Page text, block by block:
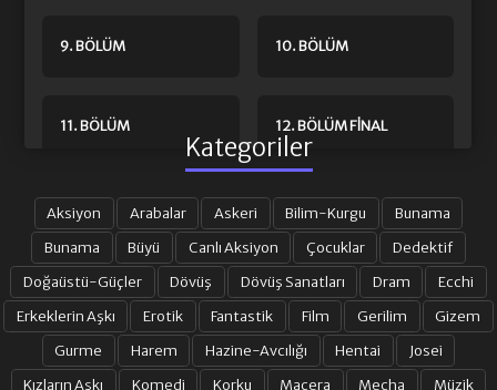
9. BÖLÜM 10. BÖLÜM
11. BÖLÜM 12. BÖLÜM FINAL
Kategoriler
Aksiyon Arabalar Askeri Bilim-Kurgu
Bunama
Bunama
Büyü Canlı Aksiyon Çocuklar
Dedektif
Doğaüstü-Güçler
Dövüş Dövüş Sanatları Dram
Ecchi
Erkeklerin Aşkı
Erotik Fantastik Film Gerilim
Gizem
Gurme
Harem Hazine-Avcılığı Hentai
Josei
Kızların Aşkı
Komedi Korku Macera Mecha Müzik